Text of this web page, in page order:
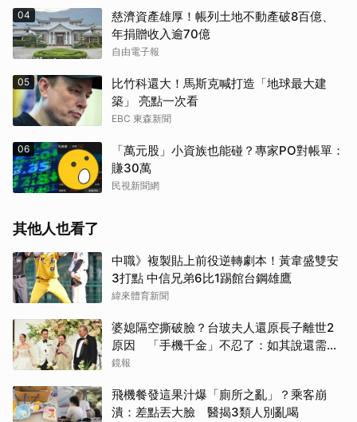
04
慈濟資產雄厚！帳列土地不動產破8百億、
年捐贈收入逾70億
自由電子報
05
比竹科還大！馬斯克喊打造「地球最大建
築」 亮點一次看
EBC 東森新聞
06
「萬元股」小資族也能碰？專家PO對帳單：
賺30萬
民視新聞網
其他人也看了
中職》複製貼上前役逆轉劇本！黃韋盛雙安
3打點 中信兄弟6比1踢館台鋼雄鷹
緯來體育新聞
婆媳隔空撕破臉？台玻夫人還原長子離世2
原因 「手機千金」不忍了：如其說還需要
離開嗎？
鏡報
飛機餐發這果汁爆「廁所之亂」？乘客崩
潰：差點丟大臉 醫揭3類人別亂喝